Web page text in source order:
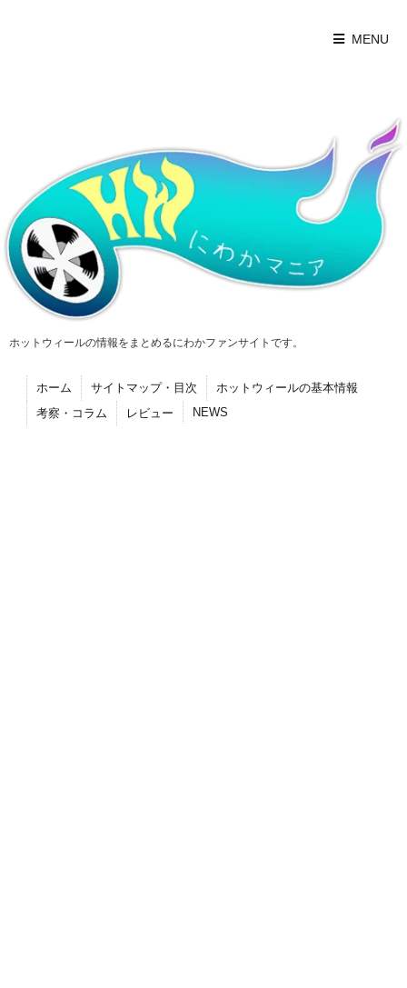
MENU
ホットウィールの情報をまとめるにわかファンサイトです。
ホーム サイトマップ・目次
ホットウィールの基本情報
考察・コラム
レビュー NEWS